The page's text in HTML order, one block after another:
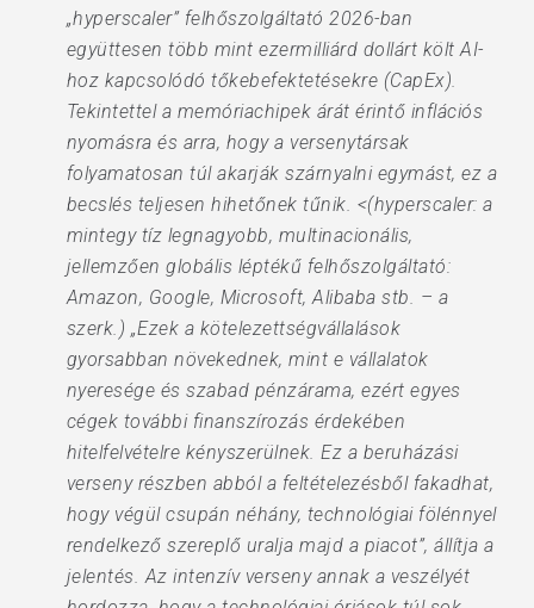
„hyperscaler” felhőszolgáltató 2026-ban
együttesen több mint ezermilliárd dollárt költ AI-
hoz kapcsolódó tőkebefektetésekre (CapEx).
Tekintettel a memóriachipek árát érintő inflációs
nyomásra és arra, hogy a versenytársak
folyamatosan túl akarják szárnyalni egymást, ez a
becslés teljesen hihetőnek tűnik. <(hyperscaler: a
mintegy tíz legnagyobb, multinacionális,
jellemzően globális léptékű felhőszolgáltató:
Amazon, Google, Microsoft, Alibaba stb. – a
szerk.) „Ezek a kötelezettségvállalások
gyorsabban növekednek, mint e vállalatok
nyeresége és szabad pénzárama, ezért egyes
cégek további finanszírozás érdekében
hitelfelvételre kényszerülnek. Ez a beruházási
verseny részben abból a feltételezésből fakadhat,
hogy végül csupán néhány, technológiai fölénnyel
rendelkező szereplő uralja majd a piacot”, állítja a
jelentés. Az intenzív verseny annak a veszélyét